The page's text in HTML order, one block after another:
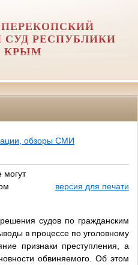
РЕСПУБЛИКИ
КРЫМ
обзоры СМИ
могут
версия для печати
судов по гражданским
в процессе по уголовному
признаки преступления, а
обвиняемого. Об этом